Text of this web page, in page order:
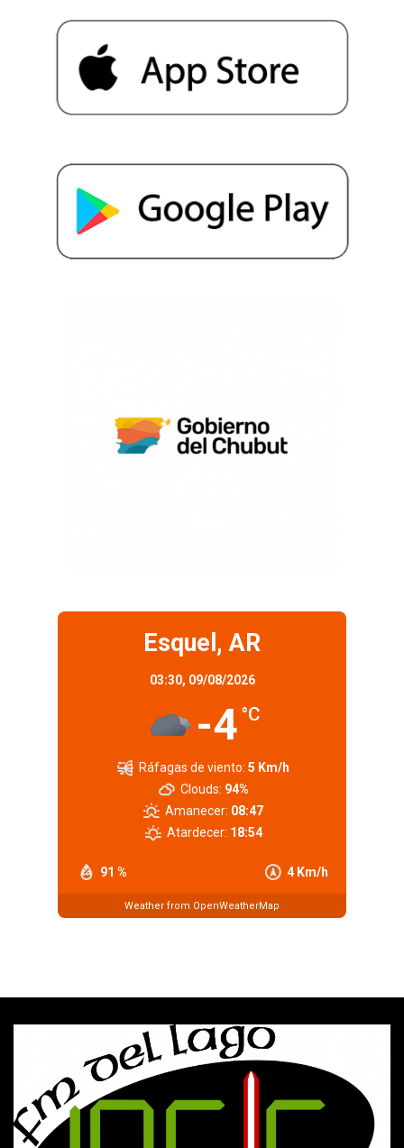
Esquel, AR
03:30, 09/08/2026
-4 °C
91 % 4 Km/h
Ráfagas de viento: 5 Km/h
Clouds: 94%
Amanecer: 08:47
Atardecer: 18:54
Weather from OpenWeatherMap